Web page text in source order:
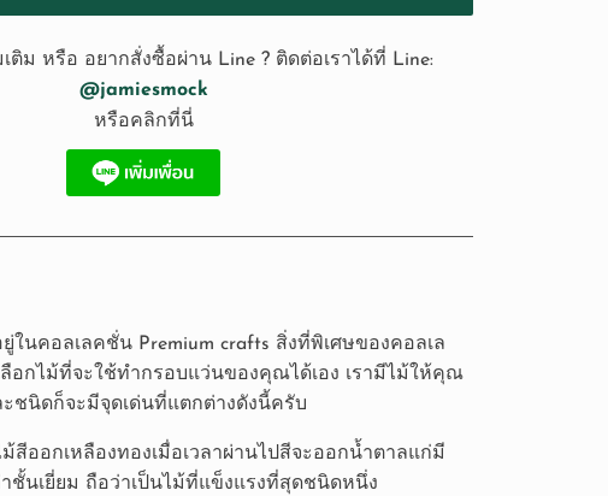
ติม หรือ อยากสั่งซื้อผ่าน Line ? ติดต่อเราได้ที่ Line:
@jamiesmock
หรือคลิกที่นี่
ในคอลเลคชั่น Premium crafts สิ่งที่พิเศษของคอลเล
กไม้ที่จะใช้ทำกรอบแว่นของคุณได้เอง เรามีไม้ให้คุณ
ชนิดก็จะมีจุดเด่นที่แตกต่างดังนี้ครับ
ม้สีออกเหลืองทองเมื่อเวลาผ่านไปสีจะออกน้ำตาลแก่มี
ชั้นเยี่ยม ถือว่าเป็นไม้ที่แข็งแรงที่สุดชนิดหนึ่ง